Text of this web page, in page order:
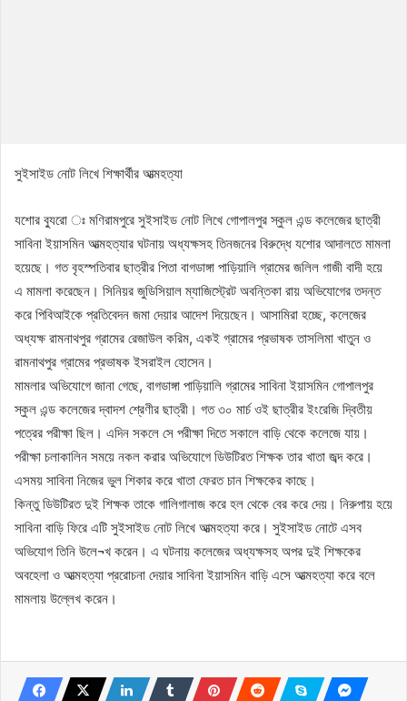
সুইসাইড নোট লিখে শিক্ষার্থীর আত্মহত্যা
যশোর ব্যুরো ঃ মণিরামপুরে সুইসাইড নোট লিখে গোপালপুর স্কুল এন্ড কলেজের ছাত্রী
সাবিনা ইয়াসমিন আত্মহত্যার ঘটনায় অধ্যক্ষসহ তিনজনের বিরুদ্ধে যশোর আদালতে মামলা
হয়েছে। গত বৃহস্পতিবার ছাত্রীর পিতা বাগডাঙ্গা পাড়িয়ালি গ্রামের জলিল গাজী বাদী হয়ে
এ মামলা করেছেন। সিনিয়র জুডিসিয়াল ম্যাজিস্ট্রেট অবন্তিকা রায় অভিযোগের তদন্ত
করে পিবিআইকে প্রতিবেদন জমা দেয়ার আদেশ দিয়েছেন। আসামিরা হচ্ছে, কলেজের
অধ্যক্ষ রামনাথপুর গ্রামের রেজাউল করিম, একই গ্রামের প্রভাষক তাসলিমা খাতুন ও
রামনাথপুর গ্রামের প্রভাষক ইসরাইল হোসেন।
মামলার অভিযোগে জানা গেছে, বাগডাঙ্গা পাড়িয়ালি গ্রামের সাবিনা ইয়াসমিন গোপালপুর
স্কুল এন্ড কলেজের দ্বাদশ শ্রেণীর ছাত্রী। গত ৩০ মার্চ ওই ছাত্রীর ইংরেজি দ্বিতীয়
পত্রের পরীক্ষা ছিল। এদিন সকলে সে পরীক্ষা দিতে সকালে বাড়ি থেকে কলেজে যায়।
পরীক্ষা চলাকালিন সময়ে নকল করার অভিযোগে ডিউটিরত শিক্ষক তার খাতা জব্দ করে।
এসময় সাবিনা নিজের ভুল শিকার করে খাতা ফেরত চান শিক্ষকের কাছে।
কিন্তু ডিউটিরত দুই শিক্ষক তাকে গালিগালাজ করে হল থেকে বের করে দেয়। নিরুপায় হয়ে
সাবিনা বাড়ি ফিরে এটি সুইসাইড নোট লিখে আত্মহত্যা করে। সুইসাইড নোটে এসব
অভিযোগ তিনি উলে¬খ করেন। এ ঘটনায় কলেজের অধ্যক্ষসহ অপর দুই শিক্ষকের
অবহেলা ও আত্মহত্যা প্ররোচনা দেয়ার সাবিনা ইয়াসমিন বাড়ি এসে আত্মহত্যা করে বলে
মামলায় উল্লেখ করেন।